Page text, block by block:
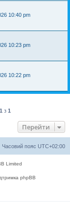
10:40 pm
10:23 pm
10:22 pm
1 з 1
Перейти
Часовий пояс UTC+02:00
Limited
phpBB